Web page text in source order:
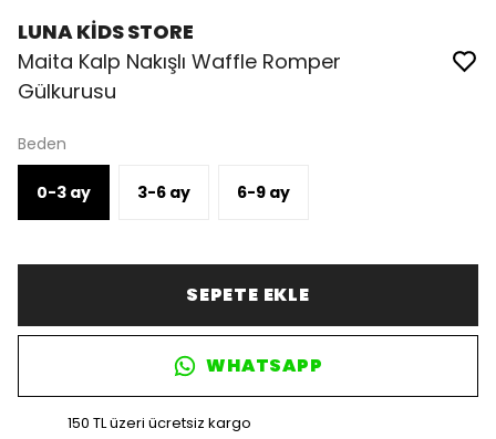
LUNA KİDS STORE
Maita Kalp Nakışlı Waffle Romper
Gülkurusu
Beden
0-3 ay 3-6 ay 6-9 ay
SEPETE EKLE
WHATSAPP
150 TL üzeri ücretsiz kargo